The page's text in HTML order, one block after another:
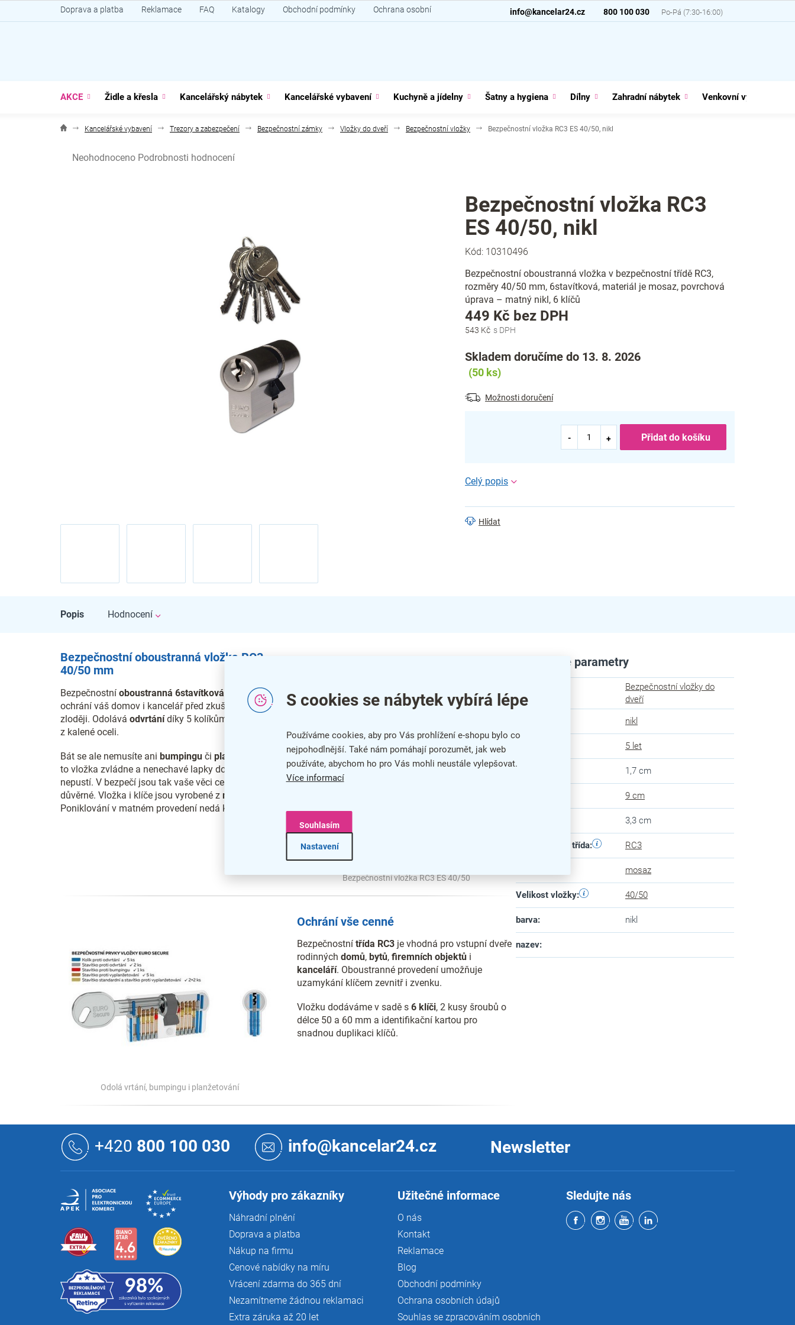
S cookies se nábytek vybírá lépe
Používáme cookies, aby pro Vás prohlížení e-shopu bylo co
nejpohodlnější. Také nám pomáhají porozumět, jak web
používáte, abychom ho pro Vás mohli neustále vylepšovat.
Více informací
Nastavení
Souhlasím
na
800 100 030
info@kancelar24.cz
Doprava a platba Reklamace FAQ Katalogy Obchodní podmínky Ochrana osobních údajů
AKCE Židle a křesla Kancelářský nábytek Kancelářské vybavení Kuchyně a jídelny Šatny a hygiena Dílny Zahradní nábytek Venkovní vybavení
Kancelářské vybavení Trezory a zabezpečení Bezpečnostní zámky Vložky do dveří Bezpečnostní vložky Bezpečnostní vložka RC3 ES 40/50, nikl
hodnocení
Neohodnoceno Podrobnosti hodnocení
Bezpečnostní vložka RC3
ES 40/50, nikl
Kód: 10310496
Bezpečnostní oboustranná vložka v bezpečnostní třídě RC3,
rozměry 40/50 mm, 6stavítková, materiál je mosaz, povrchová
úprava – matný nikl, 6 klíčů
543 Kč
449 Kč bez DPH
Skladem doručíme do 13. 8. 2026
(50 ks)
Možnosti doručení
Přidat do košíku
Hlídat
Popis Hodnocení
Bezpečnostní oboustranná vložka RC3
40/50 mm
Bezpečnostní oboustranná 6stavítková vložka
ochrání váš domov i kancelář před zkušenými
zloději. Odolává odvrtánídíky 5 kolíkům a 1 stavítku
z kalené oceli.
Bát se ale nemusíte ani bumpingu či planžetování
to vložka zvládne a nenechavé lapky dovnitř
nepustí. V bezpečí jsou tak vaše věci cenné i
důvěrné. Vložka i klíče jsou vyrobené z mosazi
Poniklování v matném provedení nedá korozi šanci.
Bezpečnostní vložka RC3 ES 40/50
Odolá vrtání, bumpingu i planžetování
Ochrání vše cenné
Bezpečnostnítřída RC3 je vhodná pro vstupní dveře
rodinnýchdomů, bytů,firemních objektů i
kanceláří. Oboustranné provedení umožňuje
uzamykání klíčem zevnitř i zvenku.
Vložku dodáváme v sadě s6 klíči, 2 kusy šroubů o
délce 50 a 60 mm a identifikační kartou pro
snadnou duplikaci klíčů.
Doplňkové parametry
Bezpečnostní vložky do
dveří
nikl
5 let
1,7 cm
9 cm
3,3 cm
Bezpečnostní třída: RC3
mosaz
Velikost vložky: 40/50
barva: nikl
nazev:
+420 800 100 030 info@kancelar24.cz Newsletter
Výhody pro zákazníky
Náhradní plnění
Doprava a platba
Nákup na firmu
Cenové nabídky na míru
Vrácení zdarma do 365 dní
Nezamítneme žádnou reklamaci
Extra záruka až 20 let
Užitečné informace
O nás
Kontakt
Reklamace
Blog
Obchodní podmínky
Ochrana osobních údajů
Souhlas se zpracováním osobních
Sledujte nás